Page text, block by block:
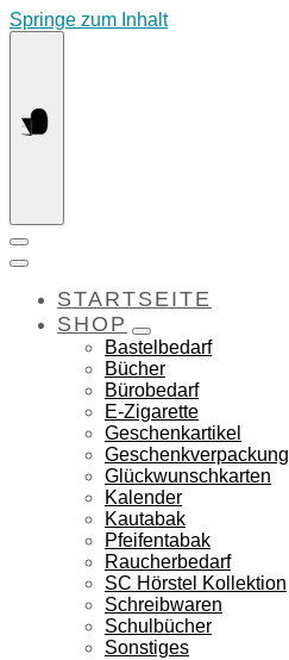
Springe zum Inhalt
STARTSEITE
SHOP
Bastelbedarf
Bücher
Bürobedarf
E-Zigarette
Geschenkartikel
Geschenkverpackung
Glückwunschkarten
Kalender
Kautabak
Pfeifentabak
Raucherbedarf
SC Hörstel Kollektion
Schreibwaren
Schulbücher
Sonstiges